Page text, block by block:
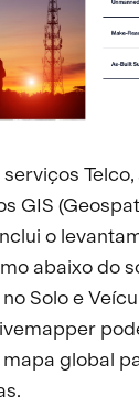
GIS
o
abaixo do
Solo e
global